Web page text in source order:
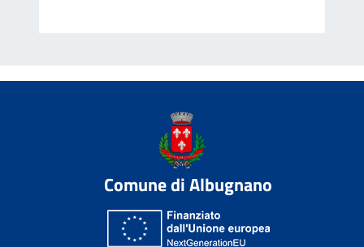
Comune di Albugnano